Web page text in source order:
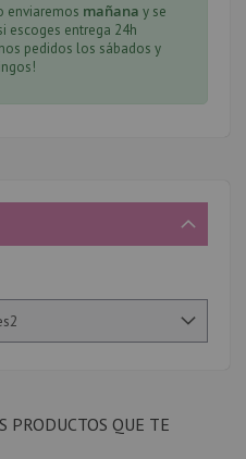
enviaremos mañana y se
escoges entrega 24h
pedidos los sábados y
PRODUCTOS QUE TE